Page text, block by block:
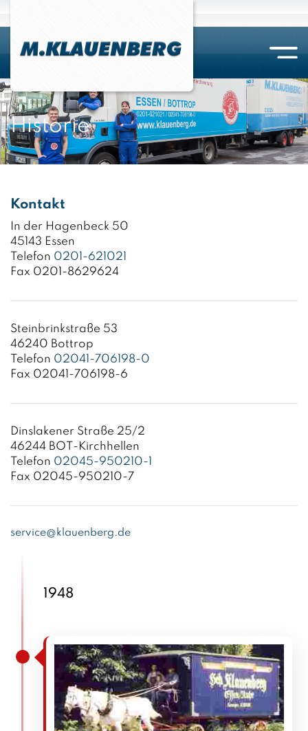
Historie
Kontakt
In der Hagenbeck 50
45143 Essen
Telefon 0201-621021
Fax 0201-8629624
Steinbrinkstraße 53
46240 Bottrop
Telefon 02041-706198-0
Fax 02041-706198-6
Dinslakener Straße 25/2
46244 BOT-Kirchhellen
Telefon 02045-950210-1
Fax 02045-950210-7
service@klauenberg.de
1948
Bottrop
Kirchhellen
Ein-/Auslagerung
Versicherung / Gesetzeslage
Aktenzugriffe
Aktenvernichtung
Übersicht
Kombinierter Umzug
Hilfsmittel